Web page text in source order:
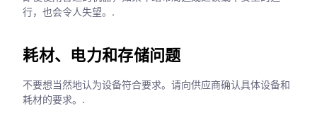
行，也会令人失望。.
耗材、电力和存储问题
不要想当然地认为设备符合要求。请向供应商确认具体设备和
耗材的要求。.